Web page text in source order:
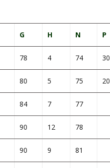
G H N P
78 4 74 30
80 5 75 20
84 7 77
90 12 78
90 9 81